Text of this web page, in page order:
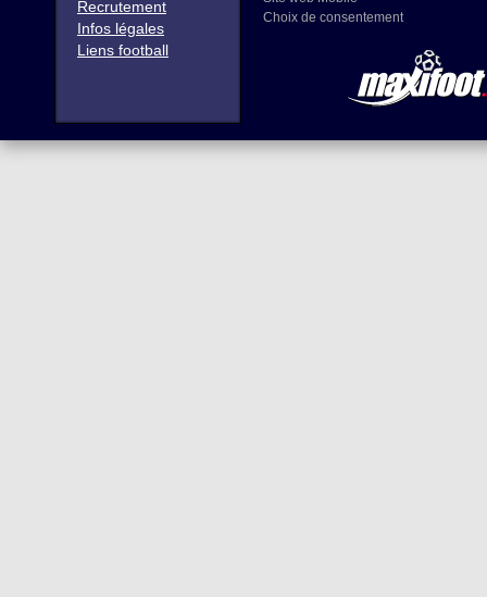
Recrutement
Infos légales
Liens football
Choix de consentement